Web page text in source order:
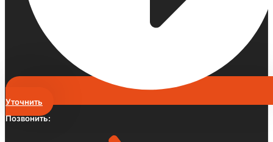
Уточнить
Позвонить: